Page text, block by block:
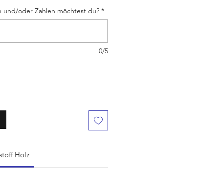
und/oder Zahlen möchtest du? *
0/5
Holz